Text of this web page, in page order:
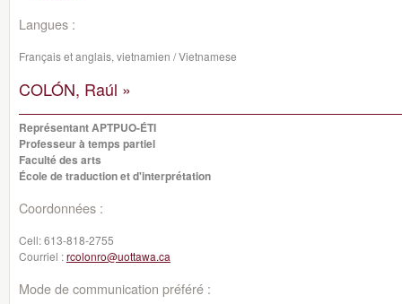
Langues :
Français et anglais, vietnamien / Vietnamese
COLÓN, Raúl »
Représentant APTPUO-ÉTI
Professeur à temps partiel
Faculté des arts
École de traduction et d'interprétation
Coordonnées :
Cell:613-818-2755
Courriel :rcolonro@uottawa.ca
Mode de communication préféré :